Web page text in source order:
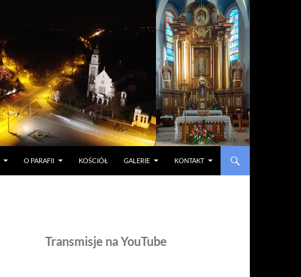
O PARAFII KOŚCIÓŁ GALERIE KONTAKT
Transmisje na YouTube